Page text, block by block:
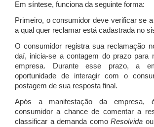
Em síntese, funciona da seguinte forma:
Primeiro, o consumidor deve verificar se
a qual quer reclamar está cadastrada no
O consumidor registra sua reclamação
daí, inicia-se a contagem do prazo para
empresa. Durante esse prazo, a
oportunidade de interagir com o
postagem de sua resposta final.
Após a manifestação da empresa,
consumidor a chance de comentar a
classificar a demanda comoResolvida